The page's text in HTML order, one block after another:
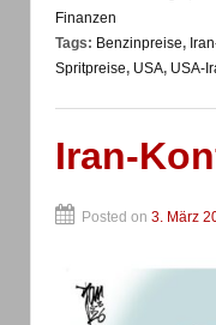
Finanzen
Tags: Benzinpreise,
Spritpreise, USA, USA-
Iran-
Posted on 3. März